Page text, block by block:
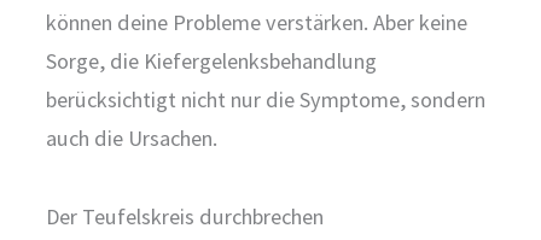
können deine Probleme verstärken. Aber keine
Sorge, die Kiefergelenksbehandlung
berücksichtigt nicht nur die Symptome, sondern
auch die Ursachen.
Der Teufelskreis durchbrechen